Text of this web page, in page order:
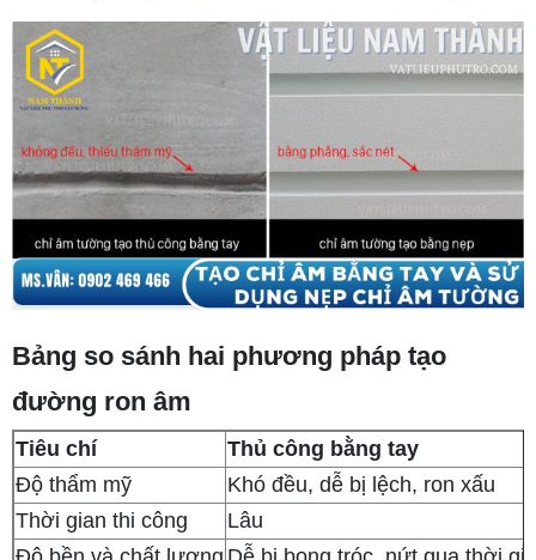
Bảng so sánh hai phương pháp tạo
đường ron âm
Tiêu chí
Thủ công bằng tay
Độ thẩm mỹ
Khó đều, dễ bị lệch, ron xấu
Thời gian thi công
Lâu